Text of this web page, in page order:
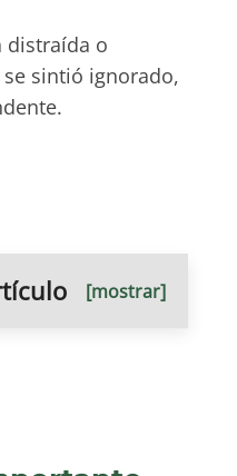
distraída o
sintió ignorado,
[mostrar]